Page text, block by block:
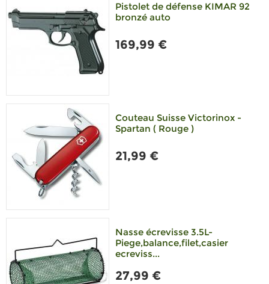
Pistolet de défense KIMAR 92
bronzé auto
169,99 €
Couteau Suisse Victorinox -
Spartan ( Rouge )
21,99 €
Nasse écrevisse 3.5L-
Piege,balance,filet,casier
ecreviss...
27,99 €